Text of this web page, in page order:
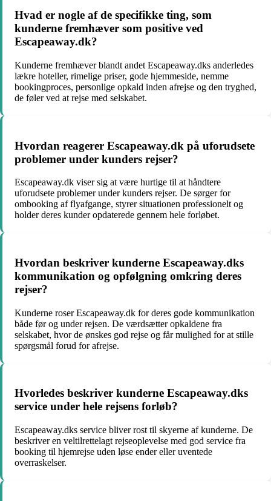
Hvad er nogle af de specifikke ting, som
kunderne fremhæver som positive ved
Escapeaway.dk?
Kunderne fremhæver blandt andet Escapeaway.dks anderledes
lækre hoteller, rimelige priser, gode hjemmeside, nemme
bookingproces, personlige opkald inden afrejse og den tryghed,
de føler ved at rejse med selskabet.
Hvordan reagerer Escapeaway.dk på uforudsete
problemer under kunders rejser?
Escapeaway.dk viser sig at være hurtige til at håndtere
uforudsete problemer under kunders rejser. De sørger for
ombooking af flyafgange, styrer situationen professionelt og
holder deres kunder opdaterede gennem hele forløbet.
Hvordan beskriver kunderne Escapeaway.dks
kommunikation og opfølgning omkring deres
rejser?
Kunderne roser Escapeaway.dk for deres gode kommunikation
både før og under rejsen. De værdsætter opkaldene fra
selskabet, hvor de ønskes god rejse og får mulighed for at stille
spørgsmål forud for afrejse.
Hvorledes beskriver kunderne Escapeaway.dks
service under hele rejsens forløb?
Escapeaway.dks service bliver rost til skyerne af kunderne. De
beskriver en veltilrettelagt rejseoplevelse med god service fra
booking til hjemrejse uden løse ender eller uventede
overraskelser.